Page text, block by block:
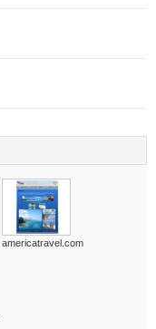
americatravel.com